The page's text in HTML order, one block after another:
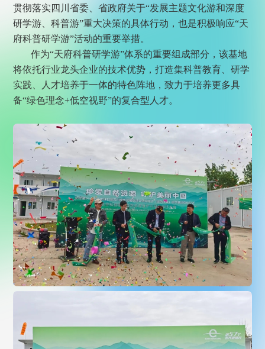
贯彻落实四川省委、省政府关于“发展主题文化游和深度
研学游、科普游”重大决策的具体行动，也是积极响应“天
府科普研学游”活动的重要举措。
作为“天府科普研学游”体系的重要组成部分，该基地
将依托行业龙头企业的技术优势，打造集科普教育、研学
实践、人才培养于一体的特色阵地，致力于培养更多具
备“绿色理念+低空视野”的复合型人才。